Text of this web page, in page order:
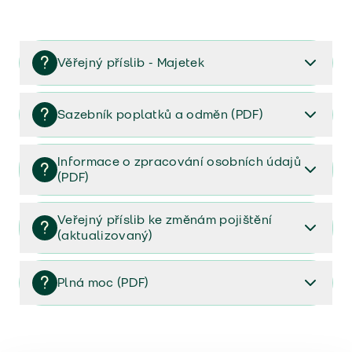
Věřejný příslib - Majetek
Věřejný příslib majetek 2023
Sazebník poplatků a odměn (PDF)
Sazebník poplatků a odměn (PDF)
Informace o zpracování osobních údajů
(PDF)
Informace o zpracování osobních údajů (PDF)
Veřejný příslib ke změnám pojištění
(aktualizovaný)
Veřejný příslib ke změnám pojištění (aktualizovaný)
Plná moc (PDF)